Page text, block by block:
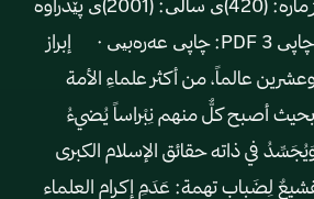
كتێبخانه‌ گشتییه‌كان ژماره‌: (420)ی ساڵی: (2001)ی پێدراوه‌
Pdf: كوردی چاپی 1 چاپی 3 PDF: چاپی عه‌ره‌بیی · إبراز
عالماً، من أكثر علماءِ الأمة
بحيث أصبح كلٌّ منهم نِبْراساً يُضيءُ
في ذاته حقائق الإسلام الكبرى
لِضَباب تهمة: عَدَمِ إكرام العلماء